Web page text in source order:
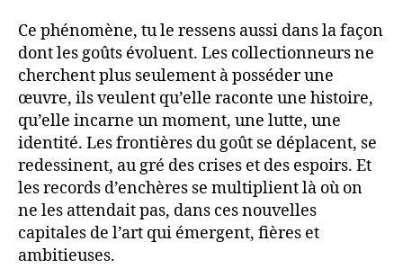
Ce phénomène, tu le ressens aussi dans la façon
dont les goûts évoluent. Les collectionneurs ne
cherchent plus seulement à posséder une
œuvre, ils veulent qu’elle raconte une histoire,
qu’elle incarne un moment, une lutte, une
identité. Les frontières du goût se déplacent, se
redessinent, au gré des crises et des espoirs. Et
les records d’enchères se multiplient là où on
ne les attendait pas, dans ces nouvelles
capitales de l’art qui émergent, fières et
ambitieuses.